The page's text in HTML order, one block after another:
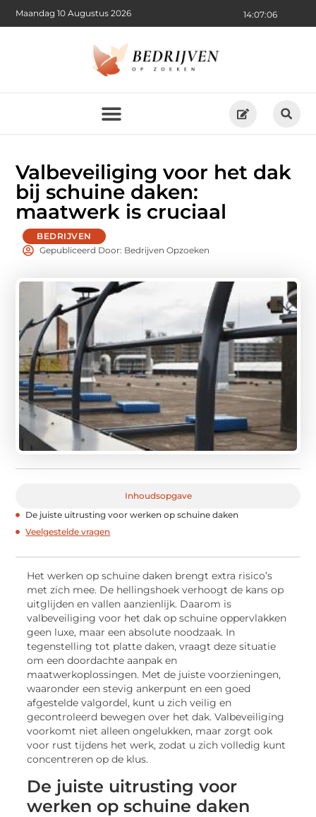
14:07:07
Maandag 10 Augustus 2026
Valbeveiliging voor het dak
bij schuine daken:
maatwerk is cruciaal
BEDRIJVEN
Gepubliceerd Door: Bedrijven Opzoeken
Inhoudsopgave
De juiste uitrusting voor werken op schuine daken
Veelgestelde vragen
Het werken op schuine daken brengt extra risico’s
met zich mee. De hellingshoek verhoogt de kans op
uitglijden en vallen aanzienlijk. Daarom is
valbeveiliging voor het dak op schuine oppervlakken
geen luxe, maar een absolute noodzaak. In
tegenstelling tot platte daken, vraagt deze situatie
om een doordachte aanpak en
maatwerkoplossingen. Met de juiste voorzieningen,
waaronder een stevig ankerpunt en een goed
afgestelde valgordel, kunt u zich veilig en
gecontroleerd bewegen over het dak. Valbeveiliging
voorkomt niet alleen ongelukken, maar zorgt ook
voor rust tijdens het werk, zodat u zich volledig kunt
concentreren op de klus.
De juiste uitrusting voor
werken op schuine daken